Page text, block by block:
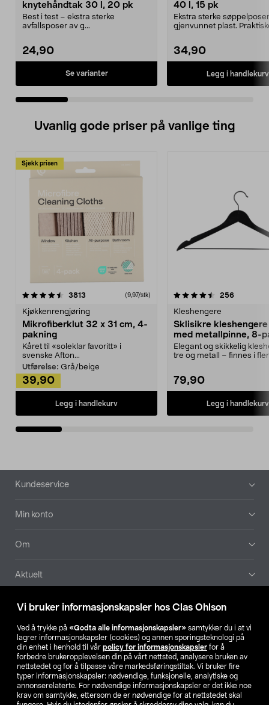
Vi bruker informasjonskapsler hos Clas Ohlson
Ved å trykke på «Godta alle informasjonskapsler» samtykker du i at vi
lagrer informasjonskapsler (cookies) og annen sporingsteknologi på
din enhet i henhold til vår policy for informasjonskapsler for å
forbedre brukeropplevelsen din på vårt nettsted, analysere bruken av
nettstedet og for å tilpasse våre markedsføringstiltak. Vi bruker fire
typer informasjonskapsler: nødvendige, funksjonelle, analytiske og
annonserelaterte. For nødvendige informasjonskapsler er det ikke noe
krav om samtykke, ettersom de er nødvendige for at nettstedet skal
knytehåndtak 30 l, 20 pk
Best i test – ekstra sterke
avfallsposer av g...
24,90
Se varianter
40 l, 15 pk
Ekstra sterke
gjenvunnet plast.
34,90
Legg i handlekurv
Uvanlig gode priser på vanlige ting
Sjekk prisen
3813 anmeldelser(9,97/stk)
Kjøkkenrengjøring
Mikrofiberklut 32 x 31 cm, 4-
pakning
Kåret til «soleklar favoritt» i
svenske Afton...
Utførelse: Grå/beige
39,90
Legg i handlekurv
4.5av 5 stjerner 256
Kleshengere
Sklisikre
med metallpinne, 8-
Elegant og skikkelig
tre og metall – finnes i
79,90
Legg i handlekurv
4.5av 5 stjerner
Bunntekst
Kundeservice
Min konto
Om
Aktuelt
Våre selskaper
Finn din butikk
SE NO FI